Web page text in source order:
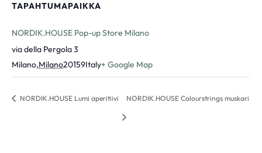
TAPAHTUMAPAIKKA
NORDIK.HOUSE Pop-up Store Milano
via della Pergola 3
Milano,Milano20159Italy+ Google Map
NORDIK.HOUSE Lumi aperitiivi NORDIK.HOUSE Colourstrings muskari